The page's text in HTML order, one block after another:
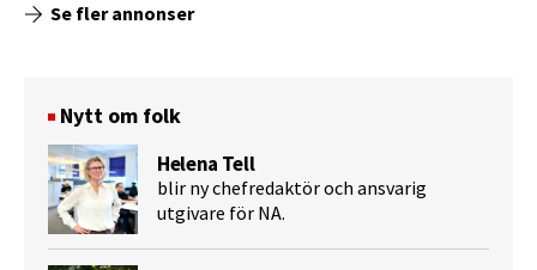
Se fler annonser
Nytt om folk
Helena Tell
blir ny chefredaktör och ansvarig
utgivare för NA.